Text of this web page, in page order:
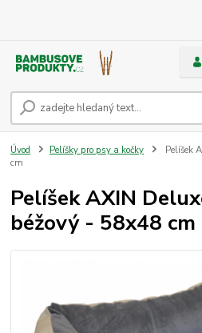
Úvod Pelíšky pro psy a kočky
Pelíšek
cm
Pelíšek AXIN
béžový - 58x48 cm